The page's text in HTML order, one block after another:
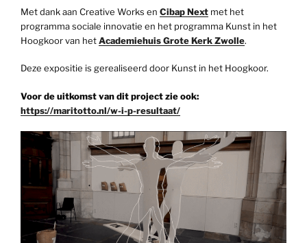
Met dank aan Creative Works en Cibap Next met het
programma sociale innovatie en het programma Kunst in het
Hoogkoor van hetAcademiehuis Grote Kerk Zwolle.
Deze expositie is gerealiseerd door Kunst in het Hoogkoor.
Voor de uitkomst van dit project zie ook:
https://maritotto.nl/w-i-p-resultaat/